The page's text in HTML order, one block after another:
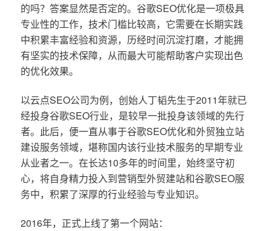
的吗？答案显然是否定的。谷歌SEO优化是一项极具
专业性的工作，技术门槛比较高，它需要在长期实践
中积累丰富经验和资源，历经时间沉淀打磨，才能拥
有坚实的技术保障，从而最大可能帮助客户实现出色
的优化效果。
以云点SEO公司为例，创始人丁韬先生于2011年就已
经投身谷歌SEO行业，是较早一批投身该领域的先行
者。此后，便一直从事于谷歌SEO优化和外贸独立站
建设服务领域，堪称国内该行业技术服务的早期专业
从业者之一。在长达10多年的时间里，始终坚守初
心，将自身精力投入到营销型外贸建站和谷歌SEO服
务中，积累了深厚的行业经验与专业知识。
2016年，正式上线了第一个网站：